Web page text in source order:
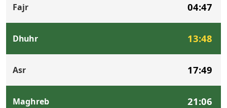
Fajr 04:47
Dhuhr 13:48
Asr 17:49
Maghreb 21:06